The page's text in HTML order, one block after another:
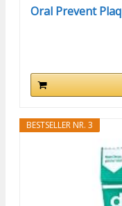
Oral Prevent
BESTSELLER NR. 3